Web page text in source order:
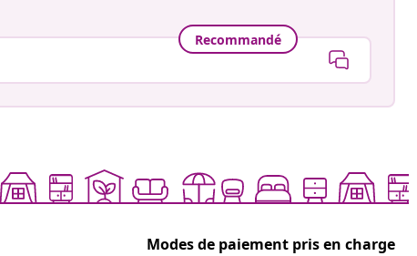
Recommandé
Modes de paiement pris en charge